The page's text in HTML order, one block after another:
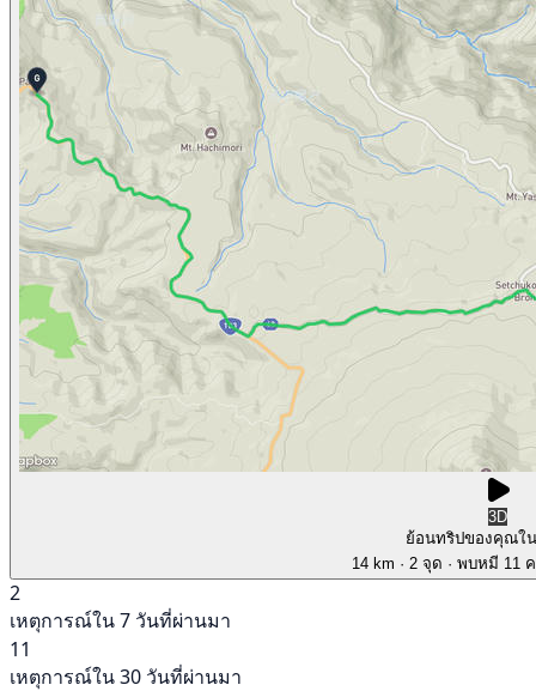
3D
ย้อนทริปของคุณใ
14 km · 2 จุด · พบหมี 11
2
เหตุการณ์ใน 7 วันที่ผ่านมา
11
เหตุการณ์ใน 30 วันที่ผ่านมา